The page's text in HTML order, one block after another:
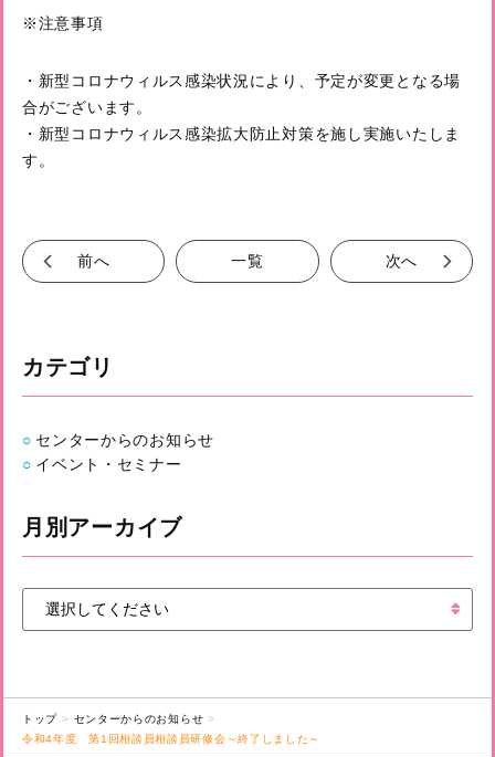
※注意事項
・新型コロナウィルス感染状況により、予定が変更となる場
合がございます。
・新型コロナウィルス感染拡大防止対策を施し実施いたしま
す 。
前へ 一覧 次へ
カテゴリ
センターからのお知らせ
イベント・セミナー
月別アーカイブ
トップ
センターからのお知らせ
令和4年度 第1回相談員相談員研修会～終了しました～